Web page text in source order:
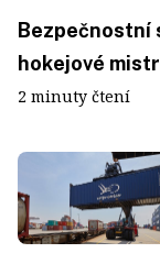
Bezpečnostní
hokejové
2 minuty čtení